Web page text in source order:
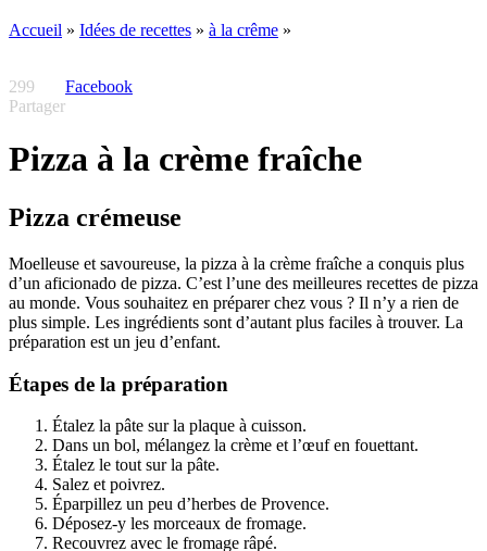
Accueil » Idées de recettes » à la crême »
299
Partager
Facebook
Pizza à la crème fraîche
Pizza crémeuse
Moelleuse et savoureuse, la pizza à la crème fraîche a conquis plus
d’un aficionado de pizza. C’est l’une des meilleures recettes de pizza
au monde. Vous souhaitez en préparer chez vous ? Il n’y a rien de
plus simple. Les ingrédients sont d’autant plus faciles à trouver. La
préparation est un jeu d’enfant.
Étapes de la préparation
Étalez la pâte sur la plaque à cuisson.
Dans un bol, mélangez la crème et l’œuf en fouettant.
Étalez le tout sur la pâte.
Salez et poivrez.
Éparpillez un peu d’herbes de Provence.
Déposez-y les morceaux de fromage.
Recouvrez avec le fromage râpé.